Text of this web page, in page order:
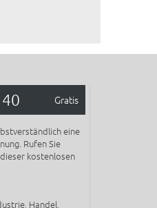
Gratis
eine
Rufen Sie
kostenlosen
Handel,